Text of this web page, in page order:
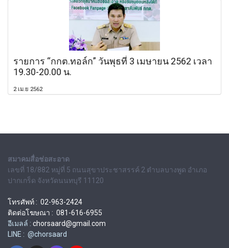
รายการ “กกต.ทอล์ก” วันพุธที่ 3 เมษายน 2562 เวลา
19.30-20.00 น.
2 เม.ย 2562
สมาคมสื่อช่อสะอาด
เลขที่ 18/882 หมู่ที่ 5 ถนนสุขาประชาสรรค์ 2 ตำบลบางพูด อำเภอ
ปากเกร็ด จังหวัดนนทบุรี 11120
โทรศัพท์ : 02-963-2424
ติดต่อโฆษณา : 081-616-6955
อีเมลล์ : chorsaard@gmail.com
LINE : @chorsaard